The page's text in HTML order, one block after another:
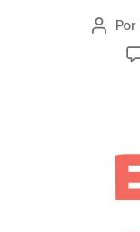
Autor
Por